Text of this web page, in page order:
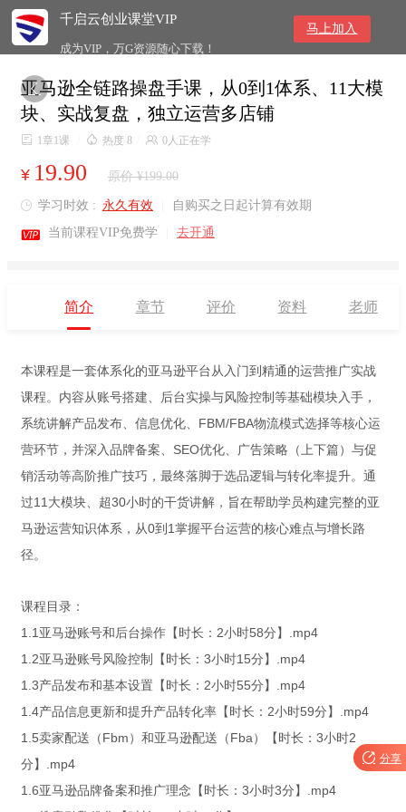
千启云创业课堂VIP
成为VIP，万G资源随心下载！
马上加入

亚马逊全链路操盘手课，从0到1体系、11大模
块、实战复盘，独立运营多店铺
 1章1课  热度 8  0人正在学
¥ 19.90 原价 ¥199.00
 学习时效 : 永久有效 自购买之日起计算有效期
 当前课程VIP免费学 去开通
简介 章节 评价 资料 老师
本课程是一套体系化的亚马逊平台从入门到精通的运营推广实战
课程。内容从账号搭建、后台实操与风险控制等基础模块入手，
系统讲解产品发布、信息优化、FBM/FBA物流模式选择等核心运
营环节，并深入品牌备案、SEO优化、广告策略（上下篇）与促
销活动等高阶推广技巧，最终落脚于选品逻辑与转化率提升。通
过11大模块、超30小时的干货讲解，旨在帮助学员构建完整的亚
马逊运营知识体系，从0到1掌握平台运营的核心难点与增长路
径。
课程目录：
1.1亚马逊账号和后台操作【时长：2小时58分】.mp4
1.2亚马逊账号风险控制【时长：3小时15分】.mp4
1.3产品发布和基本设置【时长：2小时55分】.mp4
1.4产品信息更新和提升产品转化率【时长：2小时59分】.mp4
1.5卖家配送（Fbm）和亚马逊配送（Fba）【时长：3小时2
分】.mp4
1.6亚马逊品牌备案和推广理念【时长：3小时3分】.mp4
 分享